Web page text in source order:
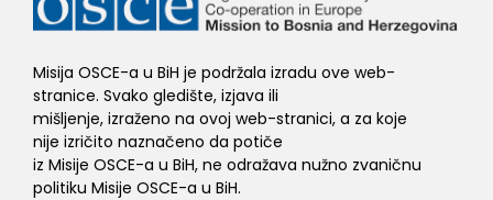
Misija OSCE-a u BiH je podržala izradu ove web-
stranice. Svako gledište, izjava ili
mišljenje, izraženo na ovoj web-stranici, a za koje
nije izričito naznačeno da potiče
iz Misije OSCE-a u BiH, ne odražava nužno zvaničnu
politiku Misije OSCE-a u BiH.